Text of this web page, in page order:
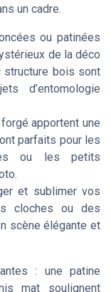
un cadre.
ou patinées
de la déco
structure bois sont
d’entomologie
apportent une
parfaits pour les
ou les petits
et sublimer vos
cloches ou des
scène élégante et
: une patine
mat soulignent